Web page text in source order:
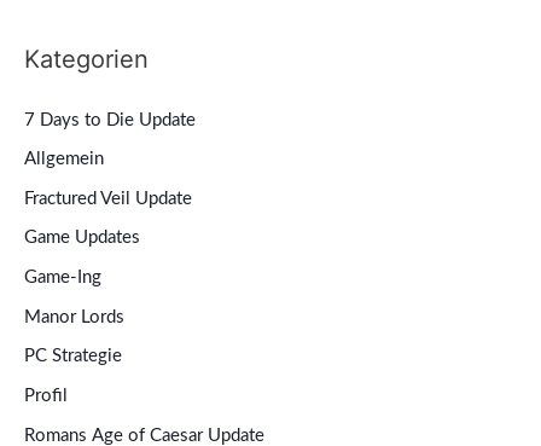
Kategorien
7 Days to Die Update
Allgemein
Fractured Veil Update
Game Updates
Game-Ing
Manor Lords
PC Strategie
Profil
Romans Age of Caesar Update